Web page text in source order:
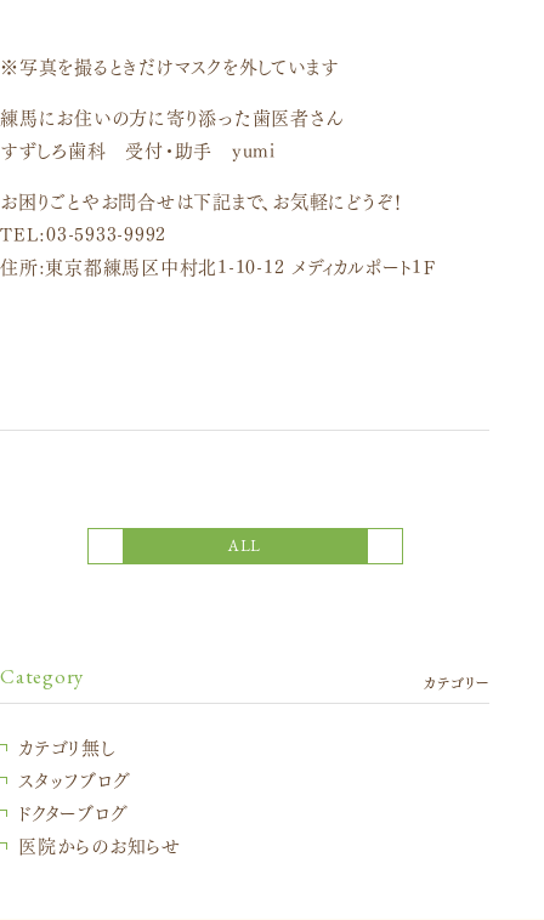
※写真を撮るときだけマスクを外しています
練馬にお住いの方に寄り添った歯医者さん
すずしろ歯科 受付・助手 yumi
お困りごとやお問合せは下記まで、お気軽にどうぞ！
TEL:03-5933-9992
住所:東京都練馬区中村北1-10-12 メディカルポート1Ｆ
ALL
Category カテゴリー
カテゴリ無し
スタッフブログ
ドクターブログ
医院からのお知らせ